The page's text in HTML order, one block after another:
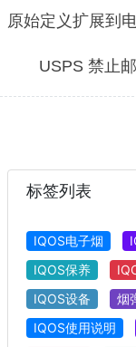
原始定义扩展到
USPS 禁止
标签列表
IQOS电子烟
IQOS保养
IQOS设备
烟
IQOS使用说明